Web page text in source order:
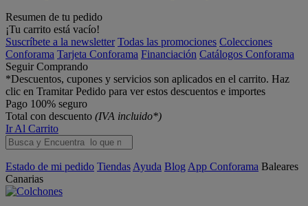
Resumen de tu pedido
¡Tu carrito está vacío!
Suscríbete a la newsletter Todas las promociones Colecciones
Conforama Tarjeta Conforama Financiación Catálogos Conforama
Seguir Comprando
*Descuentos, cupones y servicios son aplicados en el carrito. Haz
clic en Tramitar Pedido para ver estos descuentos e importes
Pago 100% seguro
Total con descuento (IVA incluido*)
Ir Al Carrito
Estado de mi pedido Tiendas Ayuda Blog App Conforama Baleares
Canarias